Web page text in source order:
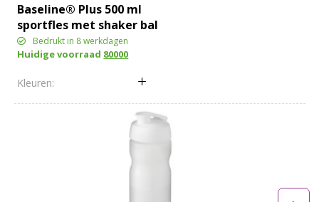
Baseline® Plus 500 ml
sportfles met shaker bal
Bedrukt in 8 werkdagen
Huidige voorraad 80000